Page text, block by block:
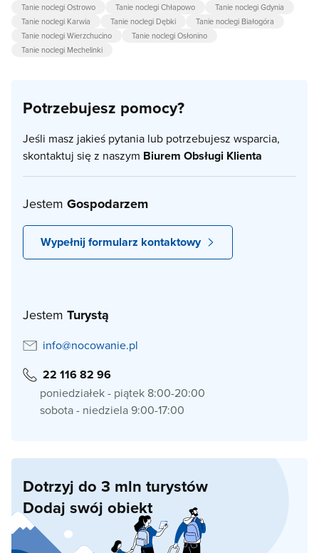
Tanie noclegi Ostrowo
Tanie noclegi Chłapowo
Tanie noclegi Gdynia
Tanie noclegi Karwia
Tanie noclegi Dębki
Tanie noclegi Białogóra
Tanie noclegi Wierzchucino
Tanie noclegi Osłonino
Tanie noclegi Mechelinki
Potrzebujesz pomocy?
Jeśli masz jakieś pytania lub potrzebujesz wsparcia,
skontaktuj się z naszym Biurem Obsługi Klienta
Jestem Gospodarzem
Wypełnij formularz kontaktowy
Jestem Turystą
info@nocowanie.pl
22 116 82 96
poniedziałek - piątek 8:00-20:00
sobota - niedziela 9:00-17:00
Dotrzyj do 3 mln turystów
Dodaj swój obiekt